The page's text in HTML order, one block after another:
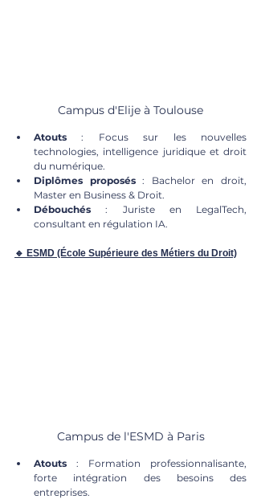
Campus d'Elije à Toulouse
Atouts : Focus sur les nouvelles
technologies, intelligence juridique et droit
du numérique.
Diplômes proposés : Bachelor en droit,
Master en Business & Droit.
Débouchés : Juriste en LegalTech,
consultant en régulation IA.
🔹 ESMD (École Supérieure des Métiers du Droit)
Campus de l'ESMD à Paris
Atouts : Formation professionnalisante,
forte intégration des besoins des
entreprises.